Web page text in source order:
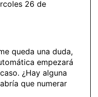
26 de
queda una duda,
empezará
¿Hay alguna
que numerar